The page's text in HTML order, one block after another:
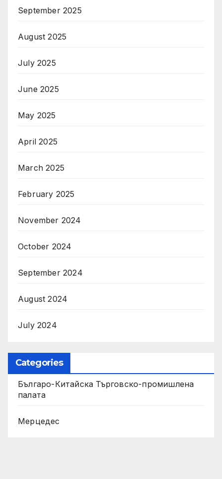
September 2025
August 2025
July 2025
June 2025
May 2025
April 2025
March 2025
February 2025
November 2024
October 2024
September 2024
August 2024
July 2024
Categories
Българо-Китайска Търговско-промишлена
палaта
Мерцедес